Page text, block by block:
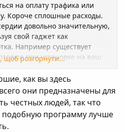
на оплату трафика или
Короче сплошные расходы.
довольно значительную,
свой гаджет как
Например существует
при установке на ваш
при этом деньги
или их можно вывести
Эти программы вы можете
Вот только одна из них -
заработать 10 долларов в
щоб розгорнути...
как вы здесь
они предназначены для
честных людей, так что
подобную программу лучше